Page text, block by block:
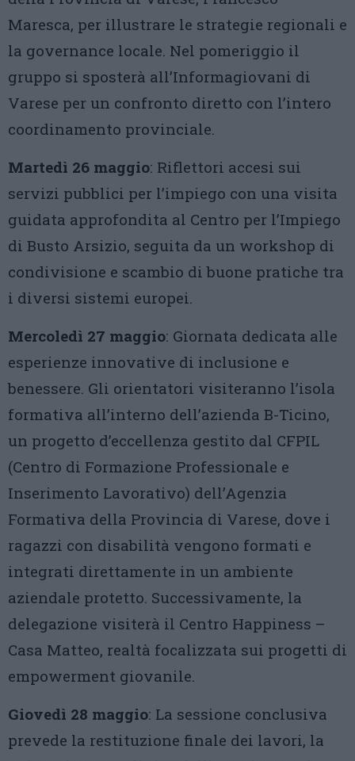
Maresca, per illustrare le strategie regionali e
la governance locale. Nel pomeriggio il
gruppo si sposterà all’Informagiovani di
Varese per un confronto diretto con l’intero
coordinamento provinciale.
Martedì 26 maggio: Riflettori accesi sui
servizi pubblici per l’impiego con una visita
guidata approfondita al Centro per l’Impiego
di Busto Arsizio, seguita da un workshop di
condivisione e scambio di buone pratiche tra
i diversi sistemi europei.
Mercoledì 27 maggio: Giornata dedicata alle
esperienze innovative di inclusione e
benessere. Gli orientatori visiteranno l’isola
formativa all’interno dell’azienda B-Ticino,
un progetto d’eccellenza gestito dal CFPIL
(Centro di Formazione Professionale e
Inserimento Lavorativo) dell’Agenzia
Formativa della Provincia di Varese, dove i
ragazzi con disabilità vengono formati e
integrati direttamente in un ambiente
aziendale protetto. Successivamente, la
delegazione visiterà il Centro Happiness –
Casa Matteo, realtà focalizzata sui progetti di
empowerment giovanile.
Giovedì 28 maggio: La sessione conclusiva
prevede la restituzione finale dei lavori, la